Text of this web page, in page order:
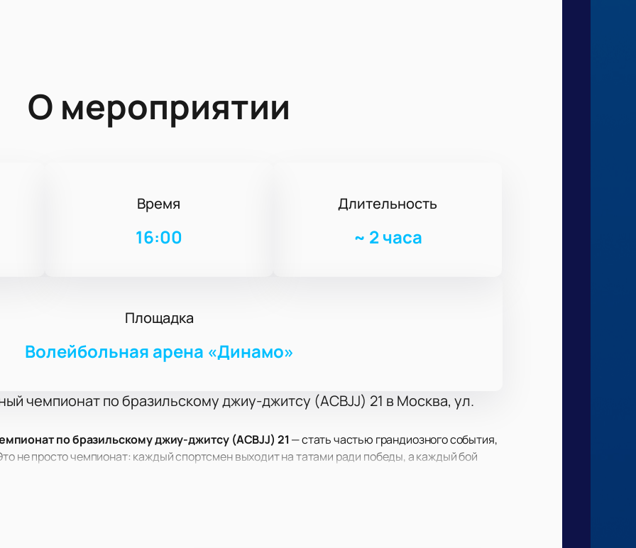
О мероприятии
Время
16:00
Длительность
~ 2 часа
Площадка
Волейбольная арена «Динамо»
чемпионат по бразильскому джиу-джитсу (ACBJJ) 21 в Москва, ул.
по бразильскому джиу-джитсу (ACBJJ) 21 — стать частью грандиозного события,
не просто чемпионат: каждый спортсмен выходит на татами ради победы, а каждый бой